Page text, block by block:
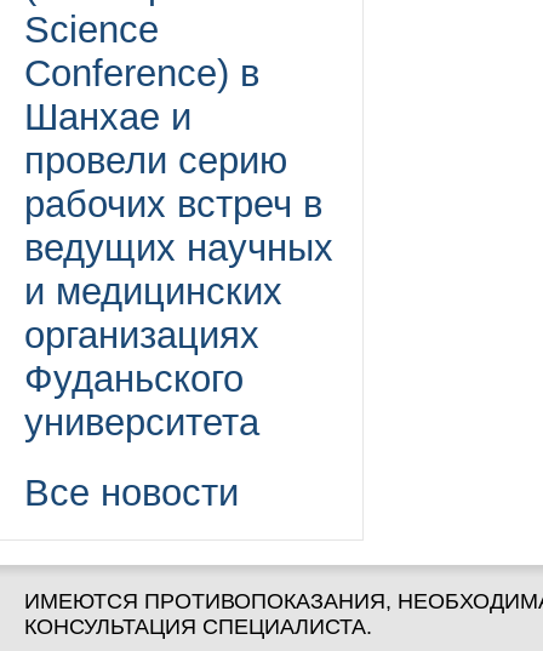
Science
Conference) в
Шанхае и
провели серию
рабочих встреч в
ведущих научных
и медицинских
организациях
Фуданьского
университета
Все новости
ИМЕЮТСЯ ПРОТИВОПОКАЗАНИЯ,
КОНСУЛЬТАЦИЯ СПЕЦИАЛИСТА.